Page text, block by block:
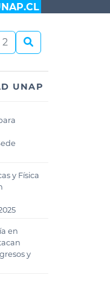
UNAP
y Física
en
y